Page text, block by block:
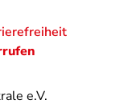
e.V.